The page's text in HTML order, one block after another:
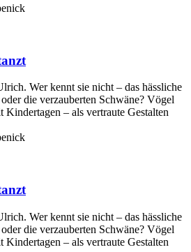
Wer kennt sie nicht – das hässliche
die verzauberten Schwäne? Vögel
Kindertagen – als vertraute Gestalten
Wer kennt sie nicht – das hässliche
die verzauberten Schwäne? Vögel
Kindertagen – als vertraute Gestalten